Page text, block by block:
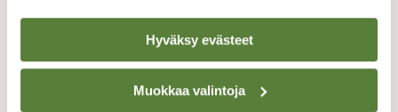
Hyväksy evästeet
Muokkaa valintoja
TAKAISIN LISTAAN